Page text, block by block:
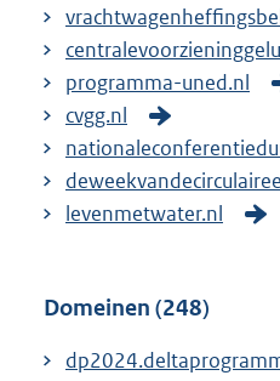
programma-uned.nl
cvgg.nl
levenmetwater.nl
Domeinen (248)